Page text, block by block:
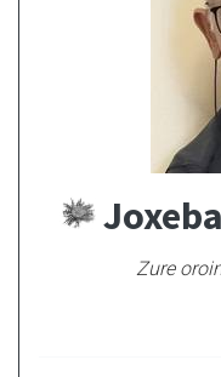
Zure